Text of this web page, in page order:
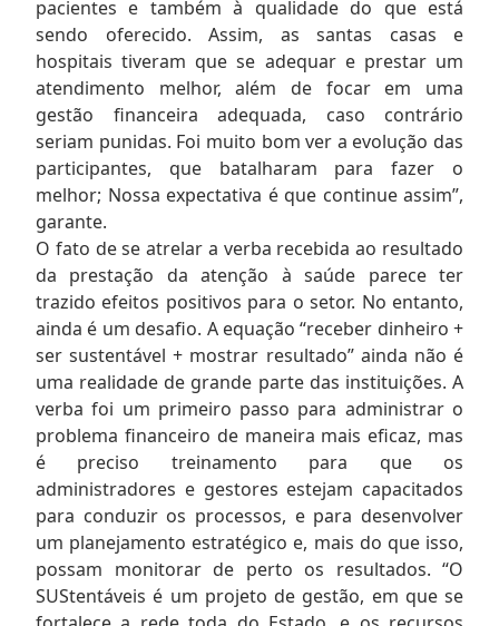
pacientes e também à qualidade do que está
sendo oferecido. Assim, as santas casas e
hospitais tiveram que se adequar e prestar um
atendimento melhor, além de focar em uma
gestão financeira adequada, caso contrário
seriam punidas. Foi muito bom ver a evolução das
participantes, que batalharam para fazer o
melhor; Nossa expectativa é que continue assim”,
garante.
O fato de se atrelar a verba recebida ao resultado
da prestação da atenção à saúde parece ter
trazido efeitos positivos para o setor. No entanto,
ainda é um desafio. A equação “receber dinheiro +
ser sustentável + mostrar resultado” ainda não é
uma realidade de grande parte das instituições. A
verba foi um primeiro passo para administrar o
problema financeiro de maneira mais eficaz, mas
é preciso treinamento para que os
administradores e gestores estejam capacitados
para conduzir os processos, e para desenvolver
um planejamento estratégico e, mais do que isso,
possam monitorar de perto os resultados. “O
SUStentáveis é um projeto de gestão, em que se